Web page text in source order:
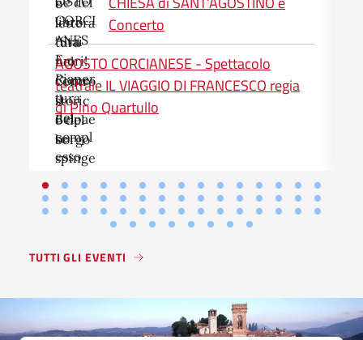
Concerto
AGOSTO CORCIANESE - Spettacolo
teatrale IL VIAGGIO DI FRANCESCO regia
di Pino Quartullo
TUTTI GLI EVENTI